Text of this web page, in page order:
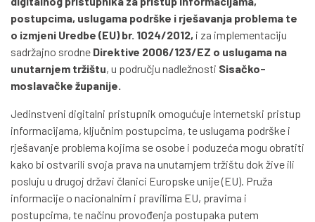
postupcima, uslugama podrške i rješavanja problema te
o izmjeni Uredbe (EU) br. 1024/2012, i za implementaciju
sadržajno srodne Direktive 2006/123/EZ o uslugama na
unutarnjem tržištu, u području nadležnosti Sisačko-
moslavačke županije.
Jedinstveni digitalni pristupnik omogućuje internetski pristup
informacijama, ključnim postupcima, te uslugama podrške i
rješavanje problema kojima se osobe i poduzeća mogu obratiti
kako bi ostvarili svoja prava na unutarnjem tržištu dok žive ili
posluju u drugoj državi članici Europske unije (EU). Pruža
informacije o nacionalnim i pravilima EU, pravima i
postupcima, te načinu provođenja postupaka putem